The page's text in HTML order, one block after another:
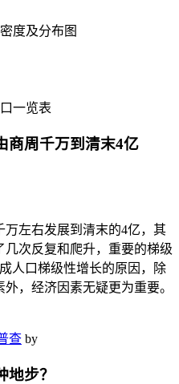
度及分布图
一览表
商周千万到清末4亿
左右发展到清末的4亿，其
次反复和爬升，重要的梯级
人口梯级性增长的原因，除
，经济因素无疑更为重要。
查 by
步？